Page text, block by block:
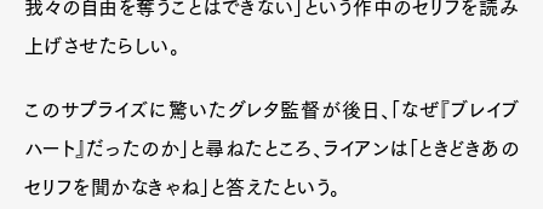
我々の自由を奪うことはできない」という作中のセリフを読み
上げさせたらしい。
このサプライズに驚いたグレタ監督が後日、「なぜ『ブレイブ
ハート』だったのか」と尋ねたところ、ライアンは「ときどきあの
セリフを聞かなきゃね」と答えたという。